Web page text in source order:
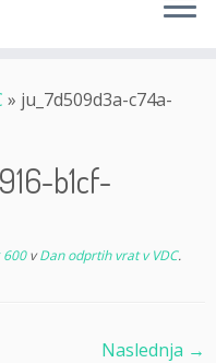
» ju_7d509d3a-c74a-
b1cf-
vDan odprtih vrat v VDC.
Naslednja →